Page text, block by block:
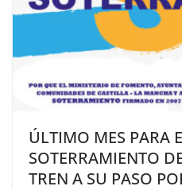
ÚLTIMO MES PARA
SOTERRAMIENTO
TREN A SU PASO